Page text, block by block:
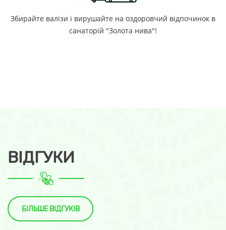
Збирайте валізи і вирушайте на оздоровчий відпочинок в
санаторій "Золота нива"!
ВІДГУКИ
БІЛЬШЕ ВІДГУКІВ